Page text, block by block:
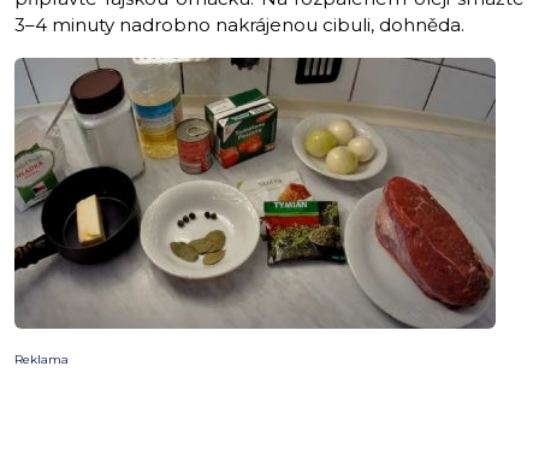
3–4 minuty nadrobno nakrájenou cibuli, dohněda.
Reklama